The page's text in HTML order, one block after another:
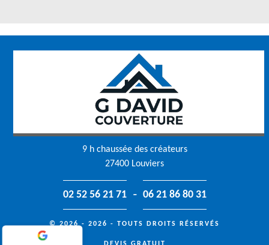
9 h chaussée des créateurs
27400 Louviers
02 52 56 21 71 - 06 21 86 80 31
© 2026 - 2026 - TOUTS DROITS RÉSERVÉS